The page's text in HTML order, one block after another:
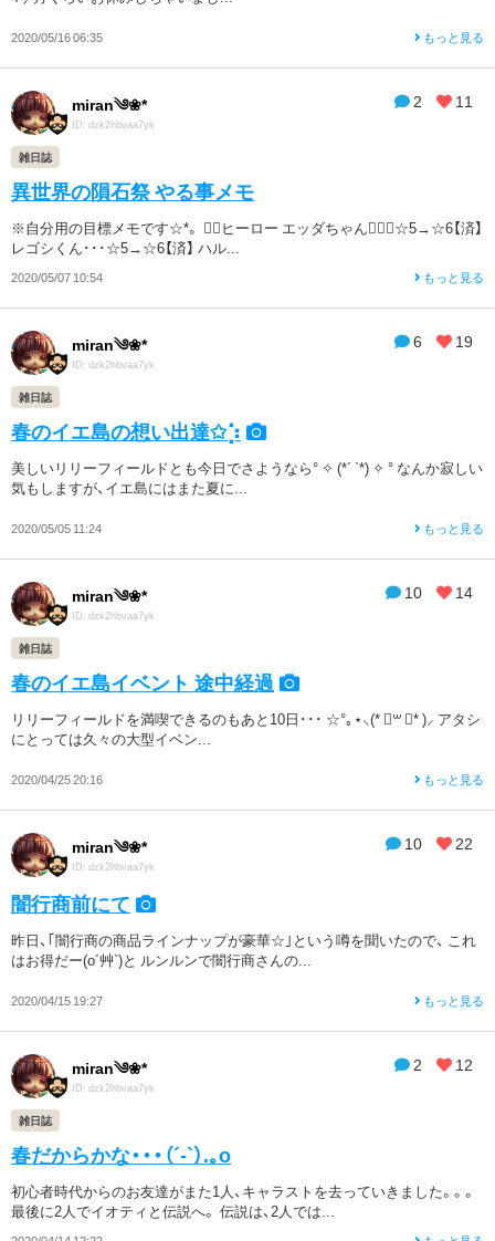
2020/05/16 06:35 もっと見る
2 11
miran༄❀*
ID: dzk2hbvaa7yk
雑日誌
異世界の隕石祭 やる事メモ
※自分用の目標メモです☆*。 ❁⃘ヒーロー エッダちゃん･･･☆5→☆6【済】
レゴシくん･･･☆5→☆6【済】 ハル...
2020/05/07 10:54 もっと見る
6 19
miran༄❀*
ID: dzk2hbvaa7yk
雑日誌
春のイエ島の想い出達✩︎⡱
美しいリリーフィールドとも今日でさようなら° ✧ (*´ `*) ✧ ° なんか寂しい
気もしますが、イエ島にはまた夏に...
2020/05/05 11:24 もっと見る
10 14
miran༄❀*
ID: dzk2hbvaa7yk
雑日誌
春のイエ島イベント 途中経過
リリーフィールドを満喫できるのもあと10日･･･ ☆°｡⋆⸜(* ॑꒳ ॑* )⸝ アタシ
にとっては久々の大型イベン...
2020/04/25 20:16 もっと見る
10 22
miran༄❀*
ID: dzk2hbvaa7yk
闇行商前にて
昨日、｢闇行商の商品ラインナップが豪華☆｣という噂を聞いたので、 これ
はお得だー(o´艸`)と ルンルンで闇行商さんの...
2020/04/15 19:27 もっと見る
2 12
miran༄❀*
ID: dzk2hbvaa7yk
雑日誌
春だからかな・・・（´-`）.｡o
初心者時代からのお友達がまた1人、キャラストを去っていきました。。。
最後に2人でイオティと伝説へ。 伝説は、2人では...